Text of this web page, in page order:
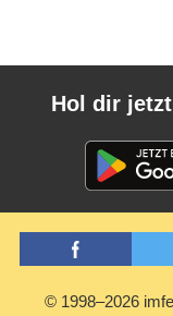
Hol dir
© 1998–2026